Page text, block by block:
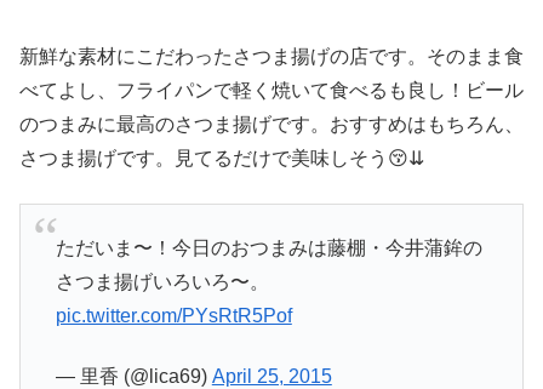
新鮮な素材にこだわったさつま揚げの店です。そのまま食
べてよし、フライパンで軽く焼いて食べるも良し！ビール
のつまみに最高のさつま揚げです。おすすめはもちろん、
さつま揚げです。見てるだけで美味しそう😚⇊
ただいま〜！今日のおつまみは藤棚・今井蒲鉾の
さつま揚げいろいろ〜。
pic.twitter.com/PYsRtR5Pof
— 里香 (@lica69) April 25, 2015